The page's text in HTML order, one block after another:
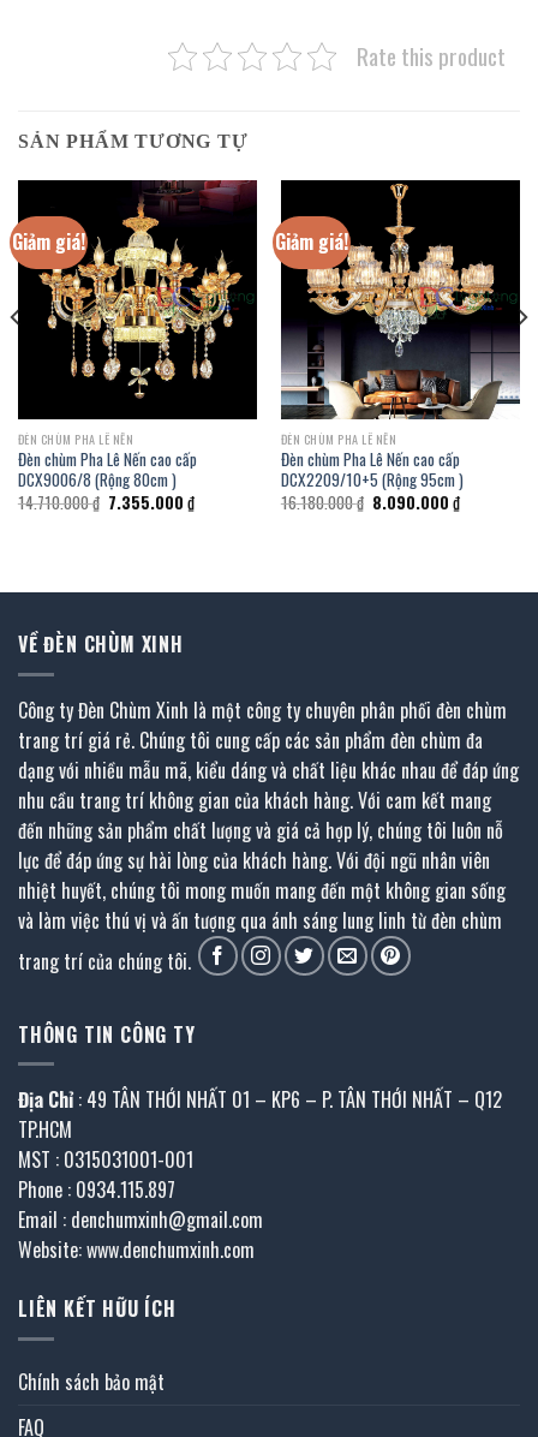
Rate this product
SẢN PHẨM TƯƠNG TỰ
Giảm giá!
ĐÈN CHÙM PHA LÊ NẾN
Đèn chùm Pha Lê Nến cao cấp
DCX9006/8 (Rộng 80cm )
14.710.000₫ Giá
gốc
7.355.000 ₫Giá
hiện
Giảm giá!
ĐÈN CHÙM PHA LÊ NẾN
Đèn chùm Pha Lê Nến cao cấp
DCX2209/10+5 (Rộng 95cm )
16.180.000₫ Giá
gốc
8.090.000 ₫Giá
hiện
VỀ ĐÈN CHÙM XINH
Công ty Đèn Chùm Xinh là một công ty chuyên phân phối đèn chùm
trang trí giá rẻ. Chúng tôi cung cấp các sản phẩm đèn chùm đa
dạng với nhiều mẫu mã, kiểu dáng và chất liệu khác nhau để đáp ứng
nhu cầu trang trí không gian của khách hàng. Với cam kết mang
đến những sản phẩm chất lượng và giá cả hợp lý, chúng tôi luôn nỗ
lực để đáp ứng sự hài lòng của khách hàng. Với đội ngũ nhân viên
nhiệt huyết, chúng tôi mong muốn mang đến một không gian sống
và làm việc thú vị và ấn tượng qua ánh sáng lung linh từ đèn chùm
trang trí của chúng tôi.
THÔNG TIN CÔNG TY
Địa Chỉ : 49 TÂN THỚI NHẤT 01 – KP6 – P. TÂN THỚI NHẤT – Q12
TP.HCM
MST : 0315031001-001
Phone : 0934.115.897
Email : denchumxinh@gmail.com
Website: www.denchumxinh.com
LIÊN KẾT HỮU ÍCH
Chính sách bảo mật
FAQ